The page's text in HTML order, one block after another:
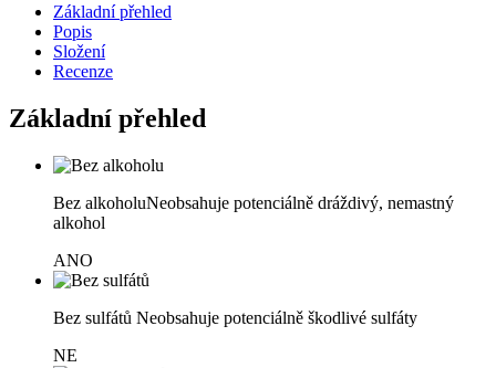
Základní přehled
Popis
Složení
Recenze
Základní přehled
Bez alkoholuNeobsahuje potenciálně dráždivý, nemastný
alkohol
ANO
Bez sulfátů Neobsahuje potenciálně škodlivé sulfáty
NE